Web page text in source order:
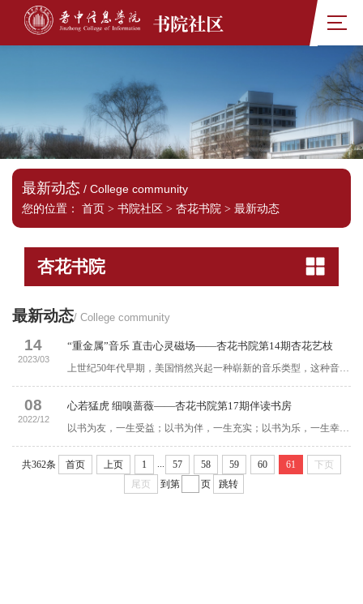
书院社区
最新动态 / College community
您的位置：
首页 > 书院社区 > 杏花书院 > 最新动态
杏花书院
最新动态/ College community
14
2023/03
“重金属”音乐 直击心灵磁场——杏花书院第14期杏花艺枝
08
2022/12
心若猛虎 细嗅蔷薇——杏花书院第17期伴读书房
共362条 首页 上页 1 57 58 59 60 61
下页
尾页
到第 页 跳转